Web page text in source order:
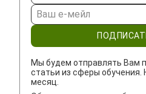
Мы будем отправлять Вам
статьи из сферы обучения.
месяц.